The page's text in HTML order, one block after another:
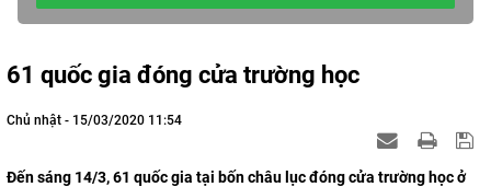
61 quốc gia đóng cửa trường học
Chủ nhật - 15/03/2020 11:54
Đến sáng 14/3, 61 quốc gia tại bốn châu lục đóng cửa trường học ở